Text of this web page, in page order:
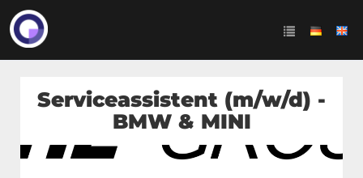
Serviceassistent (m/w/d) -
BMW & MINI